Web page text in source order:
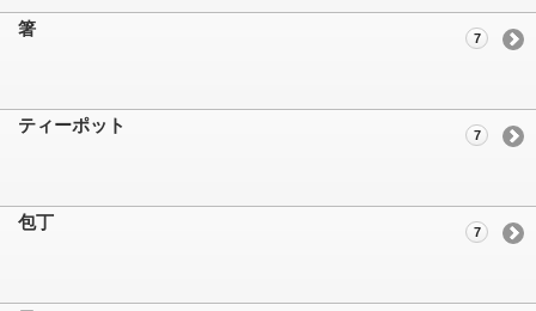
箸 7
ティーポット 7
包丁 7